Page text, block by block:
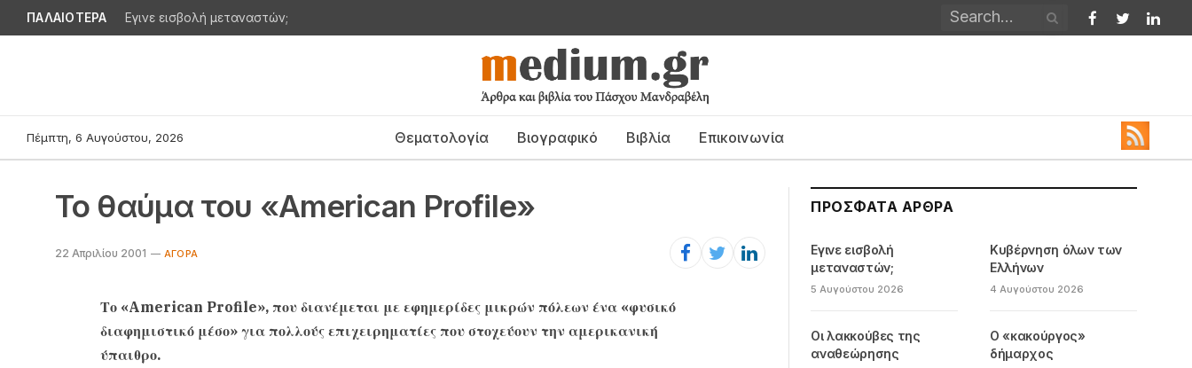
ΠΑΛΑΙΟΤΕΡΑ Εγινε εισβολή μεταναστών;
Facebook
Twitter
Πέμπτη, 6 Αυγούστου, 2026 Θεματολογία Βιογραφικό Βιβλία Επικοινωνία
Το θαύμα του «American Profile»
22 Απριλίου 2001 AΓΟΡΆ
Το «American Profile», που διανέμεται με εφημερίδες μικρών πόλεων ένα «φυσικό
διαφημιστικό μέσο» για πολλούς επιχειρηματίες που στοχεύουν την αμερικανική
ύπαιθρο.
ΠΡΌΣΦΑΤΑ ΆΡΘΡΑ
Εγινε εισβολή
μεταναστών;
5 Αυγούστου 2026
Κυβέρνηση όλων των
Ελλήνων
4 Αυγούστου 2026
Οι λακκούβες της
αναθεώρησης
Ο «κακούργος»
δήμαρχος